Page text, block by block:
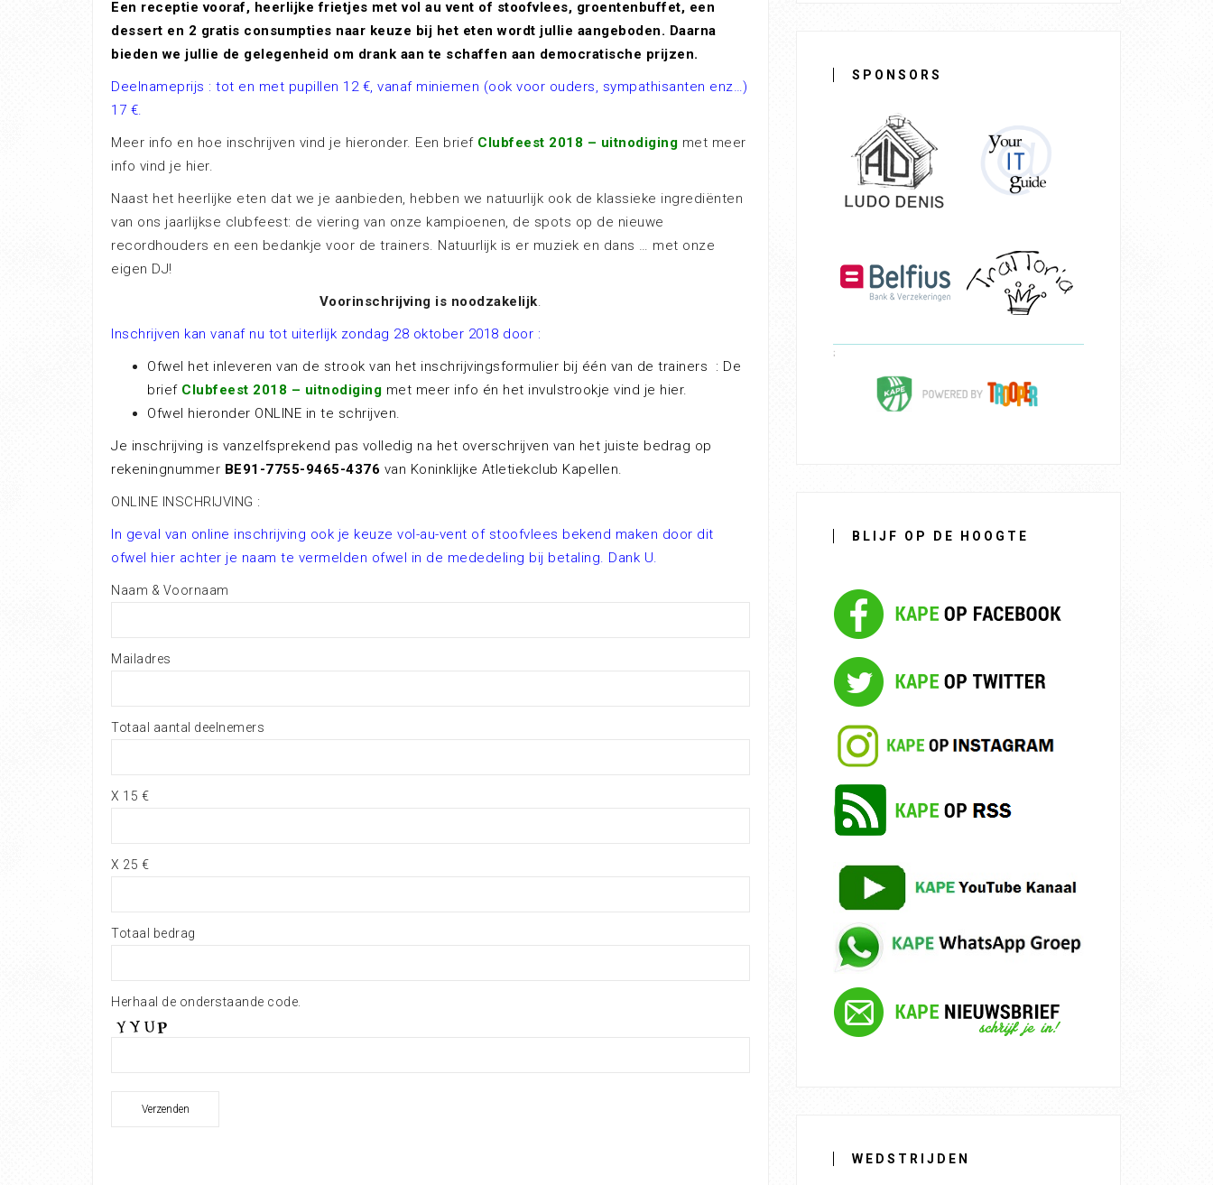
Een receptie vooraf, heerlijke frietjes met vol au vent of stoofvlees, groentenbuffet, een
dessert en 2 gratis consumpties naar keuze bij het eten wordt jullie aangeboden. Daarna
bieden we jullie de gelegenheid om drank aan te schaffen aan democratische prijzen.
Deelnameprijs : tot en met pupillen 12 €, vanaf miniemen (ook voor ouders, sympathisanten enz…)
17 €.
Meer info en hoe inschrijven vind je hieronder. Een brief Clubfeest 2018 – uitnodiging met meer
info vind je hier.
Naast het heerlijke eten dat we je aanbieden, hebben we natuurlijk ook de klassieke ingrediënten
van ons jaarlijkse clubfeest: de viering van onze kampioenen, de spots op de nieuwe
recordhouders en een bedankje voor de trainers. Natuurlijk is er muziek en dans … met onze
eigen DJ!
Voorinschrijving is noodzakelijk.
Inschrijven kan vanaf nu tot uiterlijk zondag 28 oktober 2018 door :
Ofwel het inleveren van de strook van het inschrijvingsformulier bij één van de trainers : De
brief Clubfeest 2018 – uitnodiging met meer info én het invulstrookje vind je hier.
Ofwel hieronder ONLINE in te schrijven.
Je inschrijving is vanzelfsprekend pas volledig na het overschrijven van het juiste bedrag op
rekeningnummer BE91-7755-9465-4376 van Koninklijke Atletiekclub Kapellen.
ONLINE INSCHRIJVING :
In geval van online inschrijving ook je keuze vol-au-vent of stoofvlees bekend maken door dit
ofwel hier achter je naam te vermelden ofwel in de mededeling bij betaling. Dank U.
Naam & Voornaam
Mailadres
Totaal aantal deelnemers
X 15 €
X 25 €
Totaal bedrag
Herhaal de onderstaande code.
SPONSORS
BLIJF OP DE HOOGTE
WEDSTRIJDEN